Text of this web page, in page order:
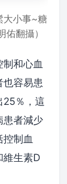
大小事~糖
翻攝）
和心血
也容易患
25％，這
患者減少
制血
維生素D